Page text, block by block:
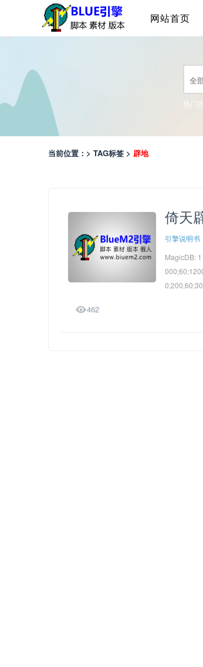
网站首页
全
热门
当前位置：> TAG标签 > 辟地
倚天
引擎说明书
MagicDB:
462